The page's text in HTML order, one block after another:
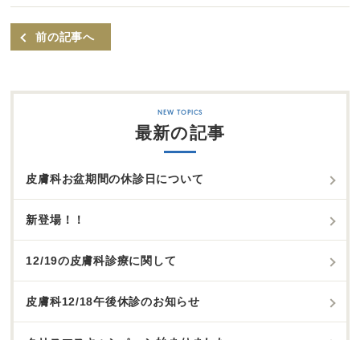
前の記事へ
最新の記事
皮膚科お盆期間の休診日について
新登場！！
12/19の皮膚科診療に関して
皮膚科12/18午後休診のお知らせ